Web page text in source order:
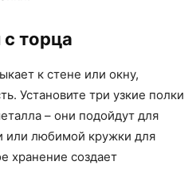
торца
к стене или окну,
Установите три узкие полки
– они подойдут для
или любимой кружки для
хранение создает